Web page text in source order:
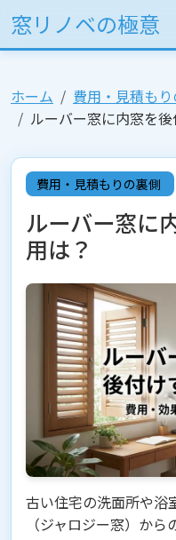
窓リノベの極意
ホーム
費用・見積もり
ルーバー窓に内窓を
費用・見積もりの裏側
ルーバー窓に
用は？
古い住宅の洗面所や浴
（ジャロジー窓）か